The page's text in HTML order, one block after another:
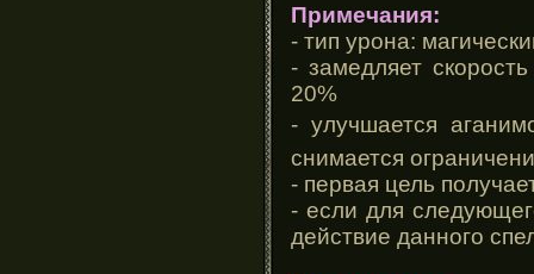
Примечания:
- тип урона:
- замедляет
20%
- улучшается
снимается
- первая цель
- если для
действие данного